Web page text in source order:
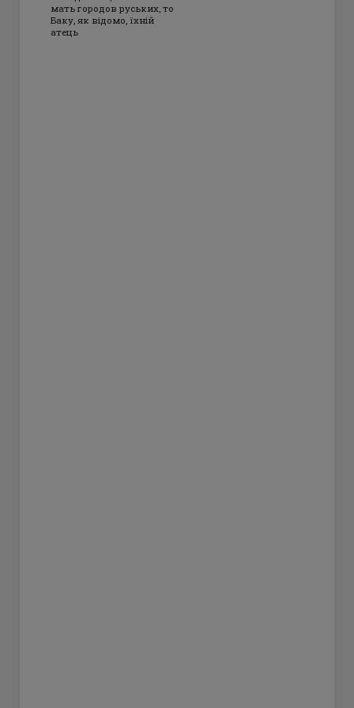
мать городов руських, то
Баку, як відомо, їхній
атець